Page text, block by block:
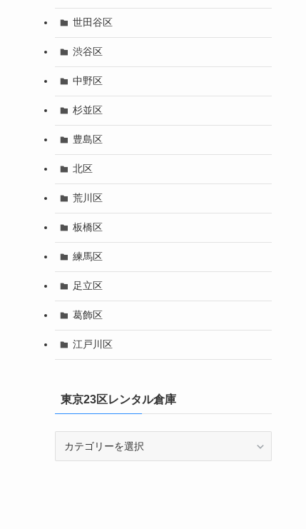
世田谷区
渋谷区
中野区
杉並区
豊島区
北区
荒川区
板橋区
練馬区
足立区
葛飾区
江戸川区
東京23区レンタル倉庫